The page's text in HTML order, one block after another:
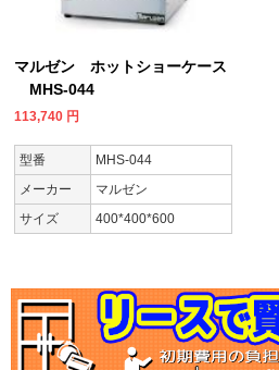
マルゼン ホットショーケース
MHS-044
113,740 円
型番
MHS-044
メーカー
マルゼン
サイズ
400*400*600